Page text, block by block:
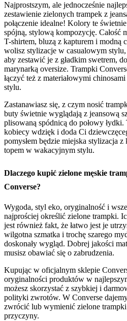
Najprostszym, ale jednocześnie
zestawienie zielonych trampek z
połączenie idealne! Kolory te
spójną, stylową kompozycję. Całość
T-shirtem, bluzą z kapturem i modną
wolisz stylizacje w casualowym
aby zestawić je z gładkim swetrem,
marynarką oversize. Trampki
łączyć też z materiałowymi
stylu.
Zastanawiasz się, z czym nosić
buty świetnie wyglądają z jeansową
plisowaną spódnicą do połowy
kobiecy wdzięk i doda Ci
pomysłem będzie miejska stylizacja
topem w wakacyjnym stylu.
Dlaczego kupić zielone męskie
Converse?
Wygoda, styl eko, oryginalność i
najprościej określić zielone trampki.
jest również fakt, że łatwo jest je
wilgotna szmatka i trochę szarego
doskonały wygląd. Dobrej jakości
musisz obawiać się o zabrudzenia.
Kupując w oficjalnym sklepie
oryginalności produktów w
możesz skorzystać z szybkiej i
polityki zwrotów. W Converse
zwrócić lub wymienić zielone
przyczyny.